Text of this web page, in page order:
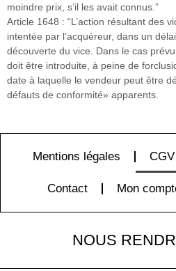
moindre prix, s’il les avait connus.”
Article 1648 : “L’action résultant des
intentée par l’acquéreur, dans un
découverte du vice. Dans le cas prévu
doit être introduite, à peine de
date à laquelle le vendeur peut être
défauts de conformité» apparents.
Mentions légales CGV
Contact Mon
NOUS